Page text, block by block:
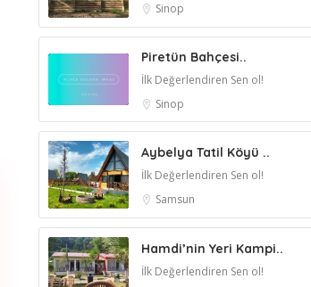
Sinop
Piretün Bahçesi..
İlk Değerlendiren Sen ol!
Sinop
Aybelya Tatil Köyü ..
İlk Değerlendiren Sen ol!
Samsun
Hamdi’nin Yeri Kampi..
İlk Değerlendiren Sen ol!